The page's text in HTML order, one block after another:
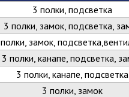
3 полки, подсветка
3 полки, замок, подсветка,
замок,
3 полки, канапе, подсветка,
3 полки, канапе, подсветка
3 полки, замок